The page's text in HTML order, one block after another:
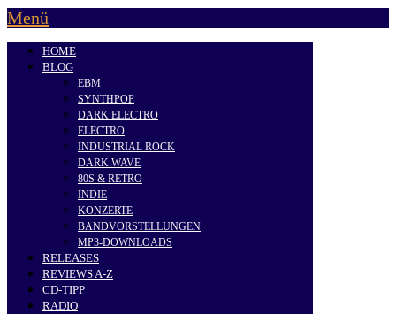
Menü
HOME
BLOG
EBM
SYNTHPOP
DARK ELECTRO
ELECTRO
INDUSTRIAL ROCK
DARK WAVE
80S & RETRO
INDIE
KONZERTE
BANDVORSTELLUNGEN
MP3-DOWNLOADS
RELEASES
REVIEWS A-Z
CD-TIPP
RADIO